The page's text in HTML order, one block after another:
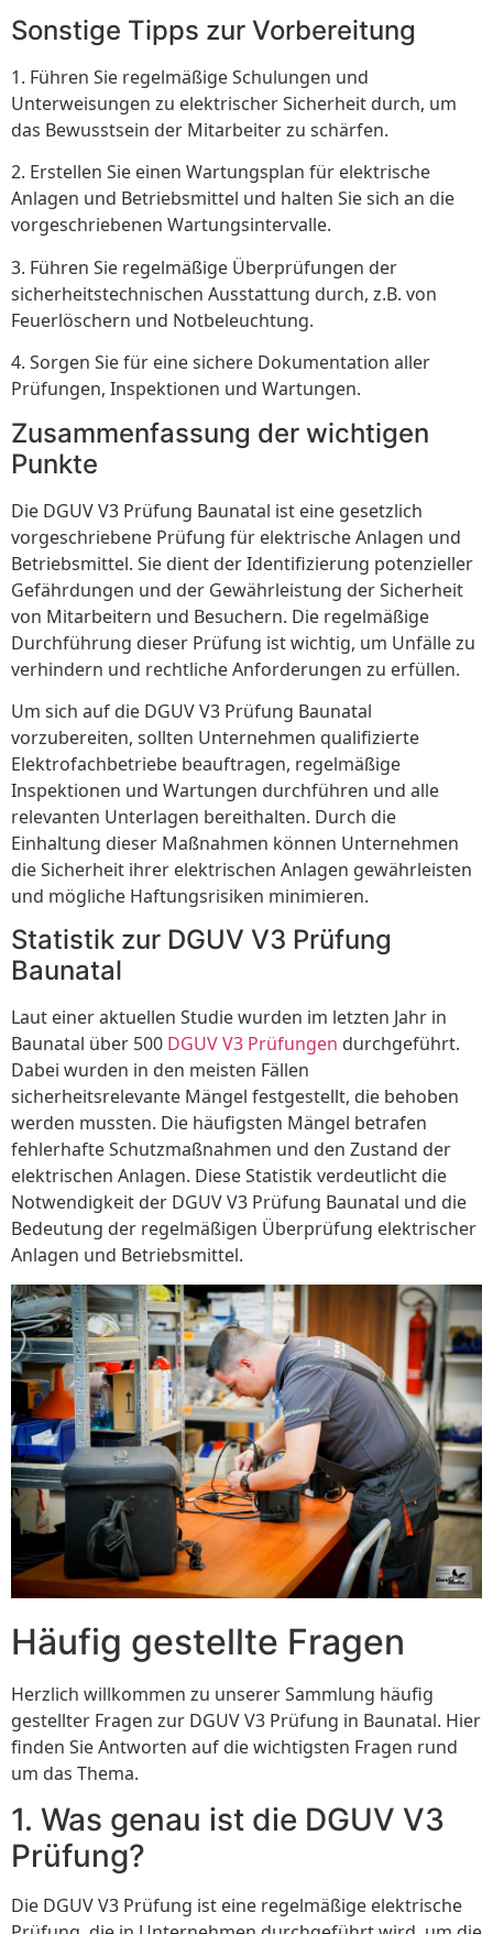
Sonstige Tipps zur Vorbereitung
1. Führen Sie regelmäßige Schulungen und
Unterweisungen zu elektrischer Sicherheit durch, um
das Bewusstsein der Mitarbeiter zu schärfen.
2. Erstellen Sie einen Wartungsplan für elektrische
Anlagen und Betriebsmittel und halten Sie sich an die
vorgeschriebenen Wartungsintervalle.
3. Führen Sie regelmäßige Überprüfungen der
sicherheitstechnischen Ausstattung durch, z.B. von
Feuerlöschern und Notbeleuchtung.
4. Sorgen Sie für eine sichere Dokumentation aller
Prüfungen, Inspektionen und Wartungen.
Zusammenfassung der wichtigen
Punkte
Die DGUV V3 Prüfung Baunatal ist eine gesetzlich
vorgeschriebene Prüfung für elektrische Anlagen und
Betriebsmittel. Sie dient der Identifizierung potenzieller
Gefährdungen und der Gewährleistung der Sicherheit
von Mitarbeitern und Besuchern. Die regelmäßige
Durchführung dieser Prüfung ist wichtig, um Unfälle zu
verhindern und rechtliche Anforderungen zu erfüllen.
Um sich auf die DGUV V3 Prüfung Baunatal
vorzubereiten, sollten Unternehmen qualifizierte
Elektrofachbetriebe beauftragen, regelmäßige
Inspektionen und Wartungen durchführen und alle
relevanten Unterlagen bereithalten. Durch die
Einhaltung dieser Maßnahmen können Unternehmen
die Sicherheit ihrer elektrischen Anlagen gewährleisten
und mögliche Haftungsrisiken minimieren.
Statistik zur DGUV V3 Prüfung
Baunatal
Laut einer aktuellen Studie wurden im letzten Jahr in
Baunatal über 500 DGUV V3 Prüfungen durchgeführt.
Dabei wurden in den meisten Fällen
sicherheitsrelevante Mängel festgestellt, die behoben
werden mussten. Die häufigsten Mängel betrafen
fehlerhafte Schutzmaßnahmen und den Zustand der
elektrischen Anlagen. Diese Statistik verdeutlicht die
Notwendigkeit der DGUV V3 Prüfung Baunatal und die
Bedeutung der regelmäßigen Überprüfung elektrischer
Anlagen und Betriebsmittel.
Häufig gestellte Fragen
Herzlich willkommen zu unserer Sammlung häufig
gestellter Fragen zur DGUV V3 Prüfung in Baunatal. Hier
finden Sie Antworten auf die wichtigsten Fragen rund
um das Thema.
1. Was genau ist die DGUV V3
Prüfung?
Die DGUV V3 Prüfung ist eine regelmäßige elektrische